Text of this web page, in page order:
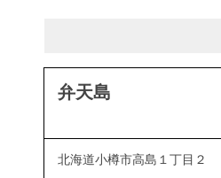
弁天島
北海道小樽市高島１丁目２